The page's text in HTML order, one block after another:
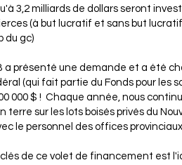
3,2 milliards de dollars seront
(à but lucratif et sans but
du gc)
a présenté une demande et a été
(qui fait partie du Fonds pour les
000 $ ! Chaque année, nous
terre sur les lots boisés privés du
le personnel des offices
de ce volet de financement est